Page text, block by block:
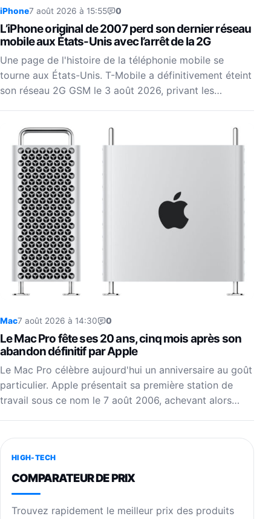
iPhone7 août 2026 à 15:55 0
L’iPhone original de 2007 perd son dernier réseau
mobile aux États-Unis avec l’arrêt de la 2G
Une page de l'histoire de la téléphonie mobile se
tourne aux États-Unis. T-Mobile a définitivement éteint
son réseau 2G GSM le 3 août 2026, privant les…
Mac7 août 2026 à 14:30 0
Le Mac Pro fête ses 20 ans, cinq mois après son
abandon définitif par Apple
Le Mac Pro célèbre aujourd'hui un anniversaire au goût
particulier. Apple présentait sa première station de
travail sous ce nom le 7 août 2006, achevant alors…
HIGH-TECH
COMPARATEUR DE PRIX
Trouvez rapidement le meilleur prix des produits